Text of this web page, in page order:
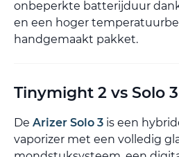
onbeperkte batterijduur
en een hoger
handgemaakt pakket.
Tinymight 2 vs Solo 3
De Arizer Solo 3 is een
vaporizer met een volledig